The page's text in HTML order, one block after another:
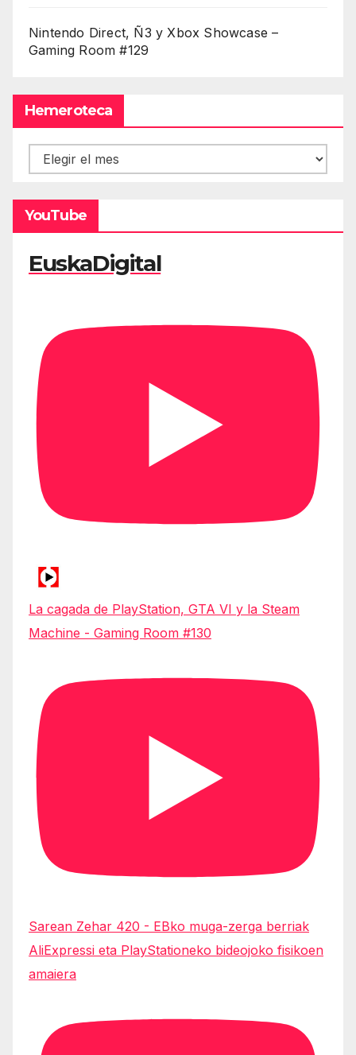
Nintendo Direct, Ñ3 y Xbox Showcase –
Gaming Room #129
Hemeroteca
Hemeroteca
YouTube
EuskaDigital
La cagada de PlayStation, GTA VI y la Steam
Machine - Gaming Room #130
Sarean Zehar 420 - EBko muga-zerga berriak
AliExpressi eta PlayStationeko bideojoko fisikoen
amaiera